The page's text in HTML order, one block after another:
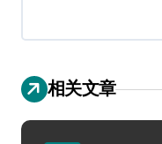
相关文章